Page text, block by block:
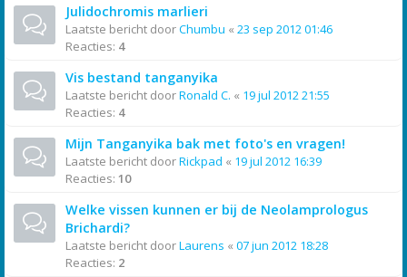
Julidochromis marlieri
Laatste bericht doorChumbu « 23 sep 2012 01:46
Reacties: 4
Vis bestand tanganyika
Laatste bericht doorRonald C. « 19 jul 2012 21:55
Reacties: 4
Mijn Tanganyika bak met foto's en vragen!
Laatste bericht doorRickpad « 19 jul 2012 16:39
Reacties: 10
Welke vissen kunnen er bij de Neolamprologus
Brichardi?
Laatste bericht doorLaurens « 07 jun 2012 18:28
Reacties: 2